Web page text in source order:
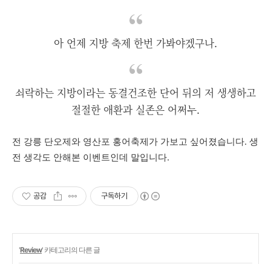
아 언제 지방 축제 한번 가봐야겠구나.
쇠락하는 지방이라는 동결건조한 단어 뒤의 저 생생하고
절절한 애환과 실존은 어쩌누.
전 강릉 단오제와 영산포 홍어축제가 가보고 싶어졌습니다. 생
전 생각도 안해본 이벤트인데 말입니다.
공감 구독하기
'Review' 카테고리의 다른 글